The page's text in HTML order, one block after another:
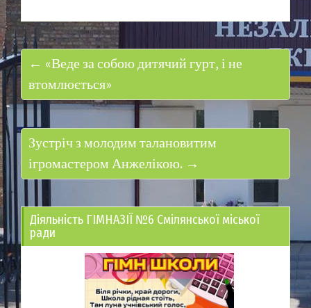
← «Веде за собою дитячий гурт, і не
втомлюється»
Зустріч з молодим талановитим
ігромастером Анжелікою. →
Діяльність ГІМНАЗІЇ №6 Смілянської міської
ради